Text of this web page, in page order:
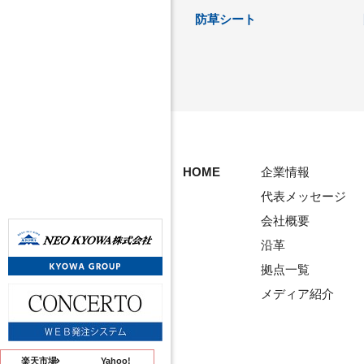
楽天市場 Yahoo!
防草シート
HOME
企業情報
代表メッセージ
会社概要
沿革
拠点一覧
メディア紹介